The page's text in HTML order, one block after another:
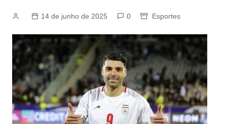
14 de junho de 2025 0 Esportes